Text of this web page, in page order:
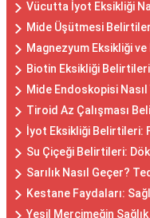
Vücutta İyot Eksikliği
Mide Üşütmesi
Magnezyum Eksikliği ve
Biotin Eksikliği
Mide Endoskopisi Nasıl
Tiroid Az Çalışması
İyot Eksikliği Belirtileri:
Su Çiçeği Belirtileri:
Sarılık Nasıl Geçer?
Kestane Faydaları:
Yeşil Mercimeğin